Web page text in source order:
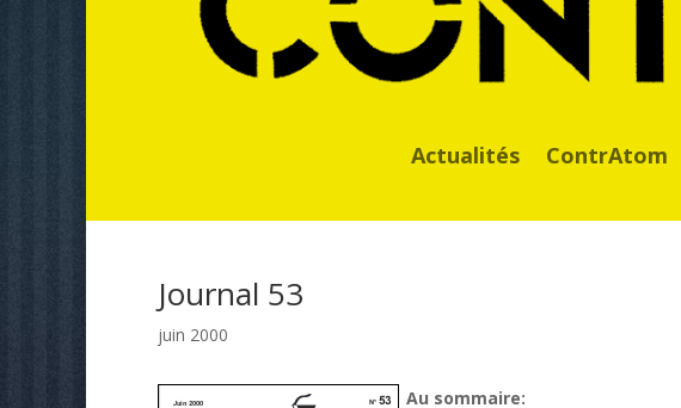
Actualités ContrAtom
Journal 53
juin 2000
Au sommaire: